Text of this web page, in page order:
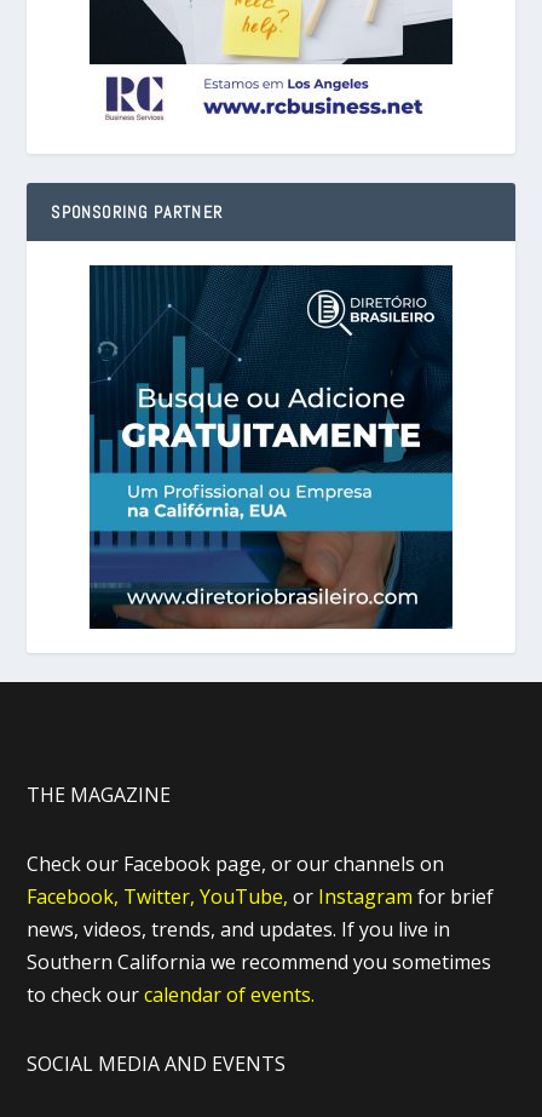
SPONSORING PARTNER
THE MAGAZINE
Check our Facebook page, or our channels on
Facebook, Twitter, YouTube, or Instagram for brief
news, videos, trends, and updates. If you live in
Southern California we recommend you sometimes
to check ourcalendar of events.
SOCIAL MEDIA AND EVENTS